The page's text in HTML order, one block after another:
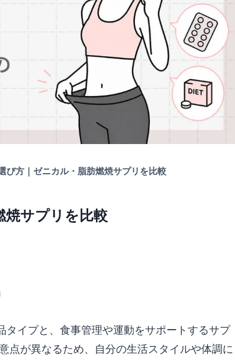
び方｜ゼニカル・脂肪燃焼サプリを比較
焼サプリを比較
イプと、食事管理や運動をサポートするサプ
点が異なるため、自分の生活スタイルや体調に